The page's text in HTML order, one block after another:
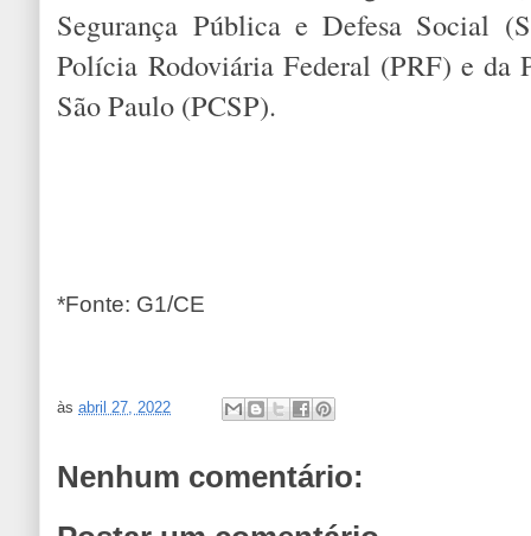
Segurança Pública e Defesa Social
Polícia Rodoviária Federal (PRF) e da
São Paulo (PCSP).
*Fonte: G1/CE
àsabril 27, 2022
Nenhum comentário: